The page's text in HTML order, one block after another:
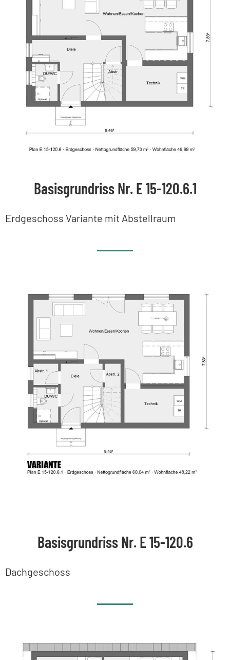
Basisgrundriss Nr. E 15-120.6.1
Erdgeschoss Variante mit Abstellraum
Basisgrundriss Nr. E 15-120.6
Dachgeschoss